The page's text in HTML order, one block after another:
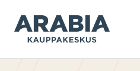
sisältöön